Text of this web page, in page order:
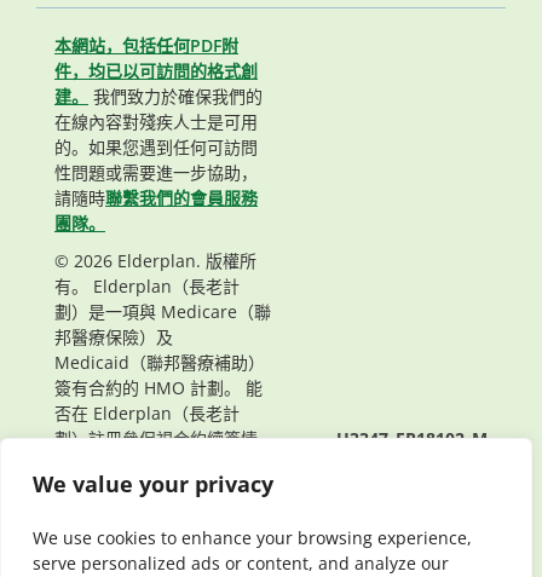
We value your privacy
We use cookies to enhance your browsing experience,
serve personalized ads or content, and analyze our
本網站，包括任何PDF附
件，均已以可訪問的格式創
建。
我們致力於確保我們的
在線內容對殘疾人士是可用
的。如果您遇到任何可訪問
性問題或需要進一步協助，
請隨時聯繫我們的會員服務
團隊。
© 2026 Elderplan. 版權所
有。 Elderplan（長老計
劃）是一項與 Medicare（聯
邦醫療保險）及
Medicaid（聯邦醫療補助）
簽有合約的 HMO 計劃。 能
否在 Elderplan（長老計
劃）註冊參保視合約續簽情
H3347_EP18102_M